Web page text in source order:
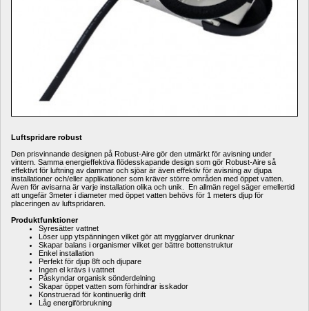
Luftspridare robust
Den prisvinnande designen på Robust-Aire gör den utmärkt för avisning under
vintern. Samma energieffektiva flödesskapande design som gör Robust-Aire så
effektivt för luftning av dammar och sjöar är även effektiv för avisning av djupa
installationer och/eller applikationer som kräver större områden med öppet vatten.
Även för avisarna är varje installation olika och unik. En allmän regel säger emellertid
att ungefär 3meter i diameter med öppet vatten behövs för 1 meters djup för
placeringen av luftspridaren.
Produktfunktioner
Syresätter vattnet
Löser upp ytspänningen vilket gör att mygglarver drunknar
Skapar balans i organismer vilket ger bättre bottenstruktur
Enkel installation
Perfekt för djup 8ft och djupare
Ingen el krävs i vattnet
Påskyndar organisk sönderdelning
Skapar öppet vatten som förhindrar isskador
Konstruerad för kontinuerlig drift
Låg energiförbrukning